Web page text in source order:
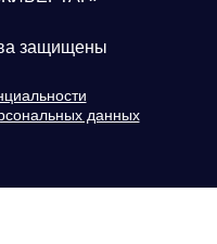
защищены
данных